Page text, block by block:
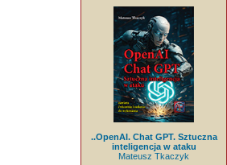
..OpenAI. Chat GPT. Sztuczna
inteligencja w ataku
Mateusz Tkaczyk